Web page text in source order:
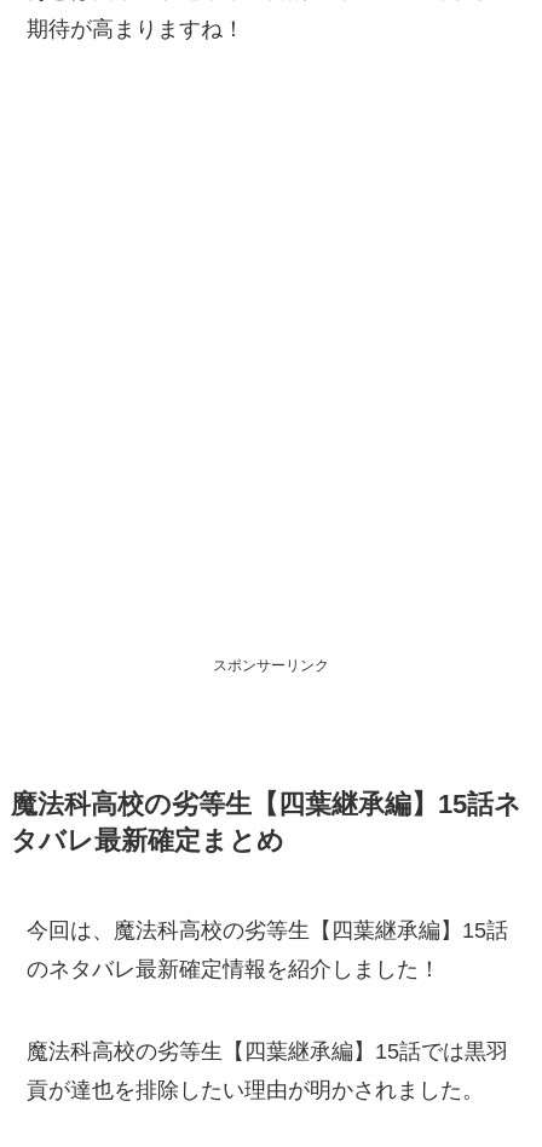
期待が高まりますね！
スポンサーリンク
魔法科高校の劣等生【四葉継承編】15話ネ
タバレ最新確定まとめ
今回は、魔法科高校の劣等生【四葉継承編】15話
のネタバレ最新確定情報を紹介しました！
魔法科高校の劣等生【四葉継承編】15話では黒羽
貢が達也を排除したい理由が明かされました。